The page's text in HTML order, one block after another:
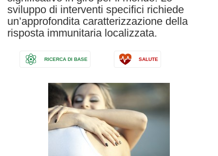
sviluppo di interventi specifici richiede
un’approfondita caratterizzazione della
risposta immunitaria localizzata.
RICERCA DI BASE SALUTE